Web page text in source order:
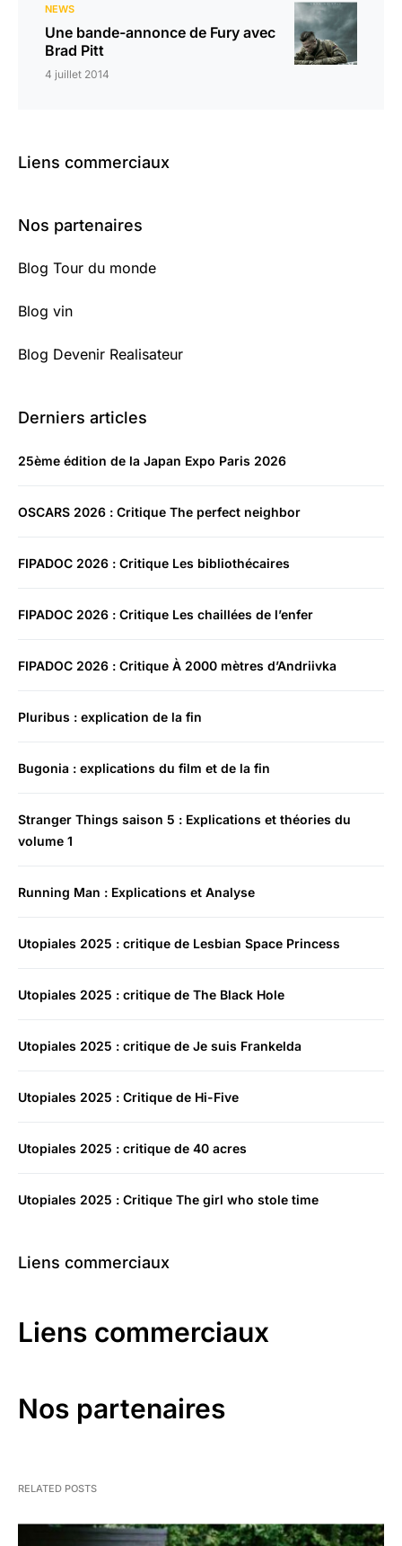
NEWS
Une bande-annonce de Fury avec
Brad Pitt
4 juillet 2014
Liens commerciaux
Nos partenaires
Blog Tour du monde
Blog vin
Blog Devenir Realisateur
Derniers articles
25ème édition de la Japan Expo Paris 2026
OSCARS 2026 : Critique The perfect neighbor
FIPADOC 2026 : Critique Les bibliothécaires
FIPADOC 2026 : Critique Les chaillées de l’enfer
FIPADOC 2026 : Critique À 2000 mètres d’Andriivka
Pluribus : explication de la fin
Bugonia : explications du film et de la fin
Stranger Things saison 5 : Explications et théories du
volume 1
Running Man : Explications et Analyse
Utopiales 2025 : critique de Lesbian Space Princess
Utopiales 2025 : critique de The Black Hole
Utopiales 2025 : critique de Je suis Frankelda
Utopiales 2025 : Critique de Hi-Five
Utopiales 2025 : critique de 40 acres
Utopiales 2025 : Critique The girl who stole time
Liens commerciaux
Liens commerciaux
Nos partenaires
RELATED POSTS